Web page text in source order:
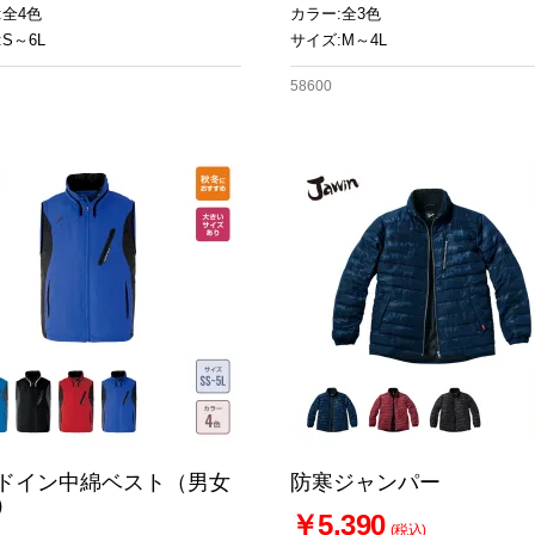
全4色
～6L
カラー:全3色
サイズ:M～4L
58600
イン中綿ベスト（男女
防寒ジャンパー
￥5,390 (税込)